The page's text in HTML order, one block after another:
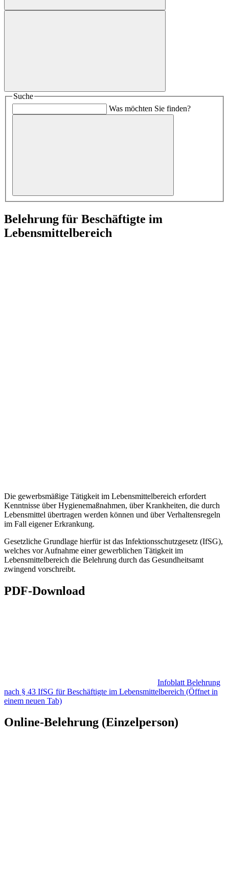
Suche
Was möchten Sie finden?
Belehrung für Beschäftigte im
Lebensmittelbereich
Die gewerbsmäßige Tätigkeit im Lebensmittelbereich erfordert
Kenntnisse über Hygienemaßnahmen, über Krankheiten, die durch
Lebensmittel übertragen werden können und über Verhaltensregeln
im Fall eigener Erkrankung.
Gesetzliche Grundlage hierfür ist das Infektionsschutzgesetz (IfSG),
welches vor Aufnahme einer gewerblichen Tätigkeit im
Lebensmittelbereich die Belehrung durch das Gesundheitsamt
zwingend vorschreibt.
PDF-Download
Infoblatt Belehrung
nach § 43 IfSG für Beschäftigte im Lebensmittelbereich (Öffnet in
einem neuen Tab)
Online-Belehrung (Einzelperson)